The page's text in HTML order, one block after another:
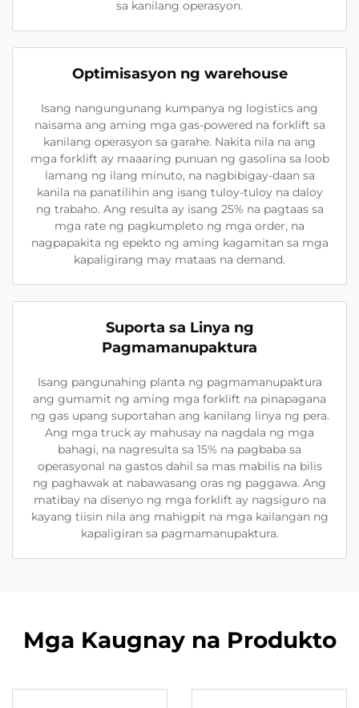
sa kanilang operasyon.
Optimisasyon ng warehouse
Isang nangungunang kumpanya ng logistics ang
naisama ang aming mga gas-powered na forklift sa
kanilang operasyon sa garahe. Nakita nila na ang
mga forklift ay maaaring punuan ng gasolina sa loob
lamang ng ilang minuto, na nagbibigay-daan sa
kanila na panatilihin ang isang tuloy-tuloy na daloy
ng trabaho. Ang resulta ay isang 25% na pagtaas sa
mga rate ng pagkumpleto ng mga order, na
nagpapakita ng epekto ng aming kagamitan sa mga
kapaligirang may mataas na demand.
Suporta sa Linya ng
Pagmamanupaktura
Isang pangunahing planta ng pagmamanupaktura
ang gumamit ng aming mga forklift na pinapagana
ng gas upang suportahan ang kanilang linya ng pera.
Ang mga truck ay mahusay na nagdala ng mga
bahagi, na nagresulta sa 15% na pagbaba sa
operasyonal na gastos dahil sa mas mabilis na bilis
ng paghawak at nabawasang oras ng paggawa. Ang
matibay na disenyo ng mga forklift ay nagsiguro na
kayang tiisin nila ang mahigpit na mga kailangan ng
kapaligiran sa pagmamanupaktura.
Mga Kaugnay na Produkto